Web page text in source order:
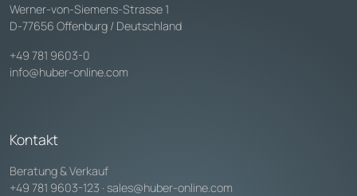
Werner-von-Siemens-Strasse 1
D-77656 Offenburg / Deutschland
+49 781 9603-0
info@huber-online.com
Kontakt
Beratung & Verkauf
+49 781 9603-123 · sales@huber-online.com